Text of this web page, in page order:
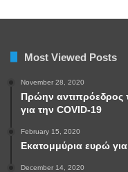
Most Viewed Posts
November 28, 2020
Πρώην αντιπρόεδρος
για την COVID-19
February 15, 2020
Εκατομμύρια ευρώ
December 14, 2020